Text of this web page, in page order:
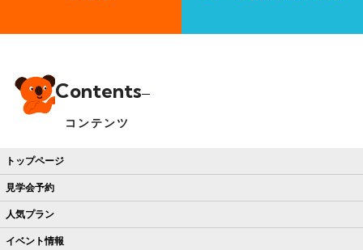
Contents
コンテンツ
トップページ
見学会予約
人気プラン
イベント情報